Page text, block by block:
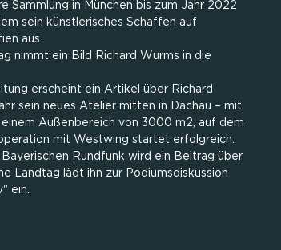
Sammlung in München bis zum Jahr 2022
sein künstlerisches Schaffen auf
aus.
nimmt ein Bild Richard Wurms in die
erscheint ein Artikel über Richard
sein neues Atelier mitten in Dachau – mit
Außenbereich von 3000 m2, auf dem
mit Westwing startet erfolgreich.
Rundfunk wird ein Beitrag über
Landtag lädt ihn zur Podiumsdiskussion
ein.